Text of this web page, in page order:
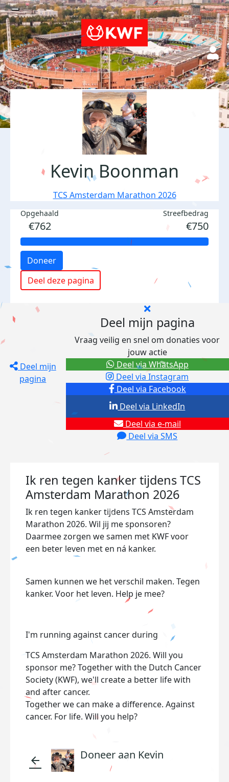
Kevin Boonman
TCS Amsterdam Marathon 2026
Opgehaald
€762
Streefbedrag
€750
Doneer
Deel deze pagina
Deel mijn
pagina
Deel mijn pagina
Vraag veilig en snel om donaties voor
jouw actie
Deel via Facebook
Deel via Instagram
Deel via e-mail
Deel via SMS
Deel via LinkedIn
Deel via WhatsApp
Ik ren tegen kanker tijdens TCS
Amsterdam Marathon 2026
Ik ren tegen kanker tijdens TCS Amsterdam
Marathon 2026. Wil jij me sponsoren?
Daarmee zorgen we samen met KWF voor
een beter leven met en ná kanker.
Samen kunnen we het verschil maken. Tegen
kanker. Voor het leven. Help je mee?
I'm running against cancer during
TCS Amsterdam Marathon 2026. Will you
sponsor me? Together with the Dutch Cancer
Society (KWF), we'll create a better life with
and after cancer.
Together we can make a difference. Against
cancer. For life. Will you help?
arrow_back Doneer aan Kevin